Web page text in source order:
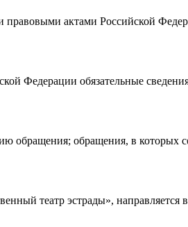
актами Российской
Федерации обязательные
обращения; обращения, в которых
театр эстрады»,